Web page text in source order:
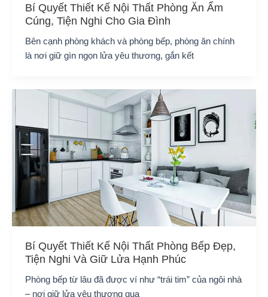
Bí Quyết Thiết Kế Nội Thất Phòng Ăn Ấm
Cúng, Tiện Nghi Cho Gia Đình
Bên cạnh phòng khách và phòng bếp, phòng ăn chính
là nơi giữ gìn ngọn lửa yêu thương, gắn kết
Bí Quyết Thiết Kế Nội Thất Phòng Bếp Đẹp,
Tiện Nghi Và Giữ Lửa Hạnh Phúc
Phòng bếp từ lâu đã được ví như “trái tim” của ngôi nhà
– nơi giữ lửa yêu thương qua